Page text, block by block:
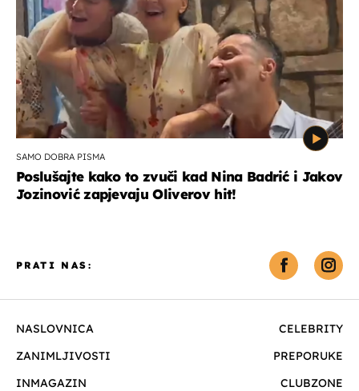
SAMO DOBRA PISMA
Poslušajte kako to zvuči kad Nina Badrić i Jakov
Jozinović zapjevaju Oliverov hit!
NASLOVNICA
CELEBRITY
ZANIMLJIVOSTI
PREPORUKE
INMAGAZIN
CLUBZONE
PRATI NAS: